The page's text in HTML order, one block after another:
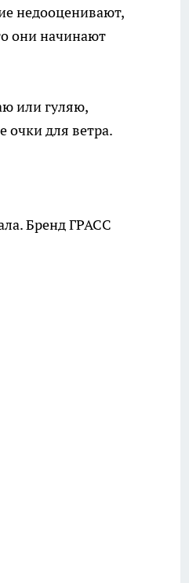
недооценивают,
они начинают
или гуляю,
очки для ветра.
Бренд ГРАСС